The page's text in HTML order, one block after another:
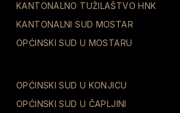
KANTONALNO TUŽILAŠTVO HNK
KANTONALNI SUD MOSTAR
OPĆINSKI SUD U MOSTARU
OPĆINSKI SUD U KONJICU
OPĆINSKI SUD U ČAPLJINI